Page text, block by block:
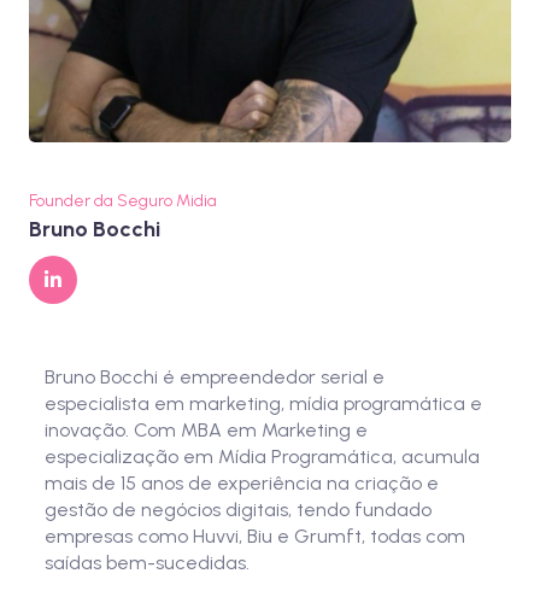
Founder da Seguro Midia
Bruno Bocchi
Bruno Bocchi é empreendedor serial e
especialista em marketing, mídia programática e
inovação. Com MBA em Marketing e
especialização em Mídia Programática, acumula
mais de 15 anos de experiência na criação e
gestão de negócios digitais, tendo fundado
empresas como Huvvi, Biu e Grumft, todas com
saídas bem-sucedidas.